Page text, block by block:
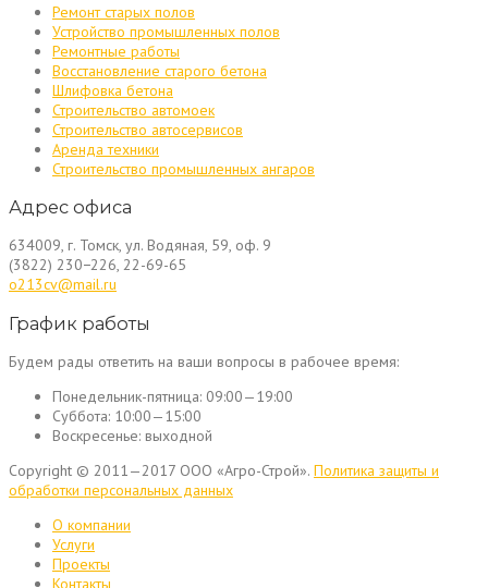
Ремонт старых полов
Устройство промышленных полов
Ремонтные работы
Восстановление старого бетона
Шлифовка бетона
Строительство автомоек
Строительство автосервисов
Аренда техники
Строительство промышленных ангаров
Адрес офиса
634009, г. Томск, ул. Водяная, 59, оф. 9
(3822) 230−226, 22-69-65
o213cv@mail.ru
График работы
Будем рады ответить на ваши вопросы в рабочее время:
Понедельник-пятница: 09:00—19:00
Суббота: 10:00—15:00
Воскресенье: выходной
Copyright © 2011—2017 ООО «Агро-Строй». Политика защиты и
обработки персональных данных
О компании
Услуги
Проекты
Контакты